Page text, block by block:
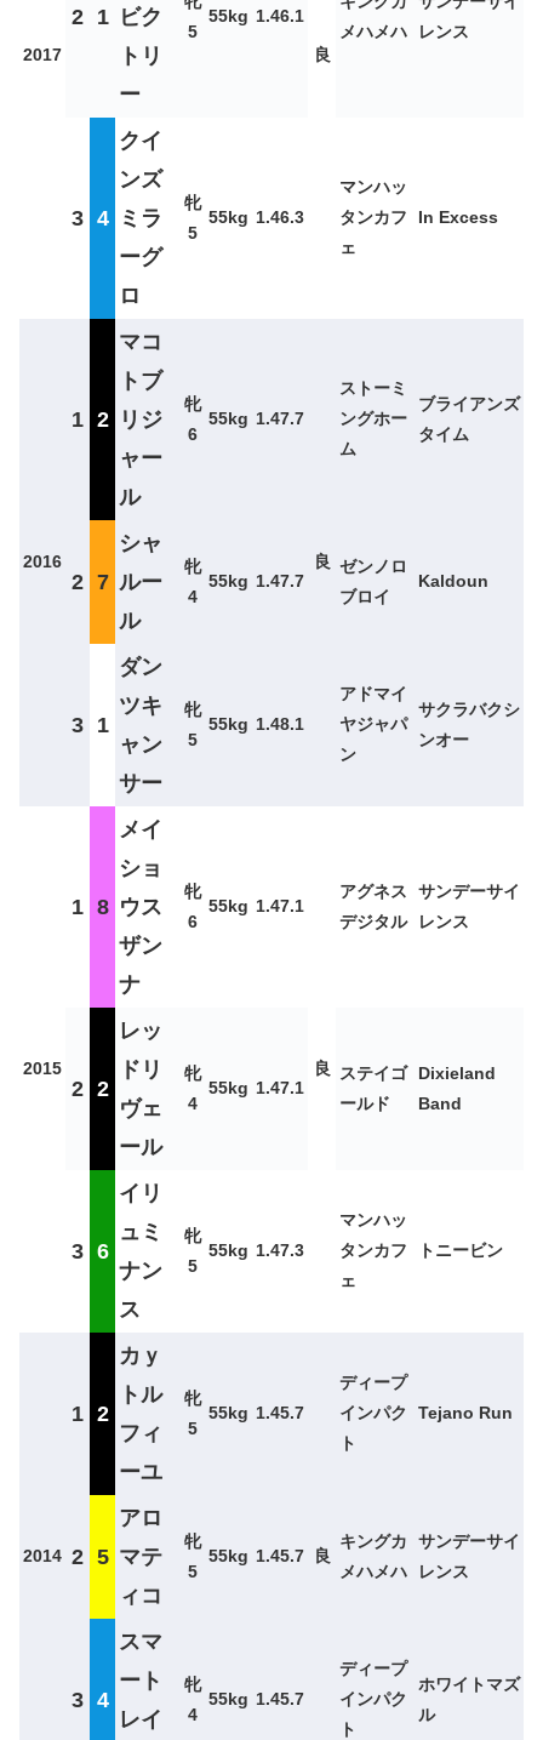
2017 良
2 1 ビク
トリ
ー
5
55kg 1.46.1
メハメハ
レンス
3 4
クイ
ンズ
ミラ
ーグ
ロ
牝
5
55kg 1.46.3
マンハッ
タンカフ
ェ
In Excess
2016
1 2
マコ
トブ
リジ
ャー
ル
牝
6
55kg 1.47.7
良
ストーミ
ングホー
ム
ブライアンズ
タイム
2 7
シャ
ルー
ル
牝
4
55kg 1.47.7
ゼンノロ
ブロイ
Kaldoun
3 1
ダン
ツキ
ャン
サー
牝
5
55kg 1.48.1
アドマイ
ヤジャパ
ン
サクラバクシ
ンオー
2015
1 8
メイ
ショ
ウス
ザン
ナ
牝
6
55kg 1.47.1
良
アグネス
デジタル
サンデーサイ
レンス
2 2
レッ
ドリ
ヴェ
ール
牝
4
55kg 1.47.1
ステイゴ
ールド
Dixieland
Band
3 6
イリ
ュミ
ナン
ス
牝
5
55kg 1.47.3
マンハッ
タンカフ
ェ
トニービン
2014
1 2
カｙ
トル
フィ
ーユ
牝
5
55kg 1.45.7
良
ディープ
インパク
ト
Tejano Run
2 5
アロ
マテ
ィコ
牝
5
55kg 1.45.7
キングカ
メハメハ
サンデーサイ
レンス
3 4
スマ
ート
レイ
牝
4
55kg 1.45.7
ディープ
インパク
ト
ホワイトマズ
ル